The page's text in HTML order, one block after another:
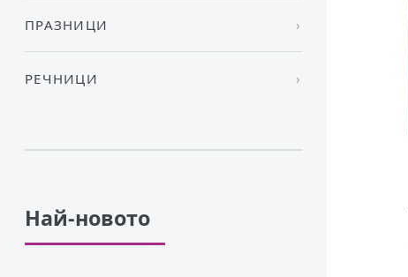
ПРАЗНИЦИ
РЕЧНИЦИ
Най-новото